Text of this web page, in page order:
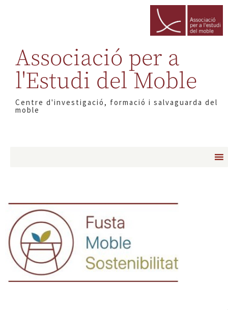
Associació per a
l'Estudi del Moble
Centre d'investigació, formació i salvaguarda del
moble